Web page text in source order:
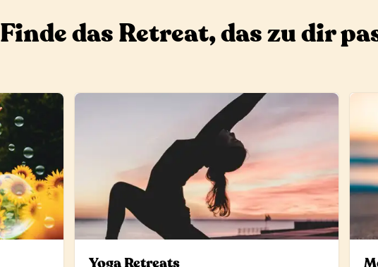
Finde das Retreat, das zu dir
Yoga Retreats